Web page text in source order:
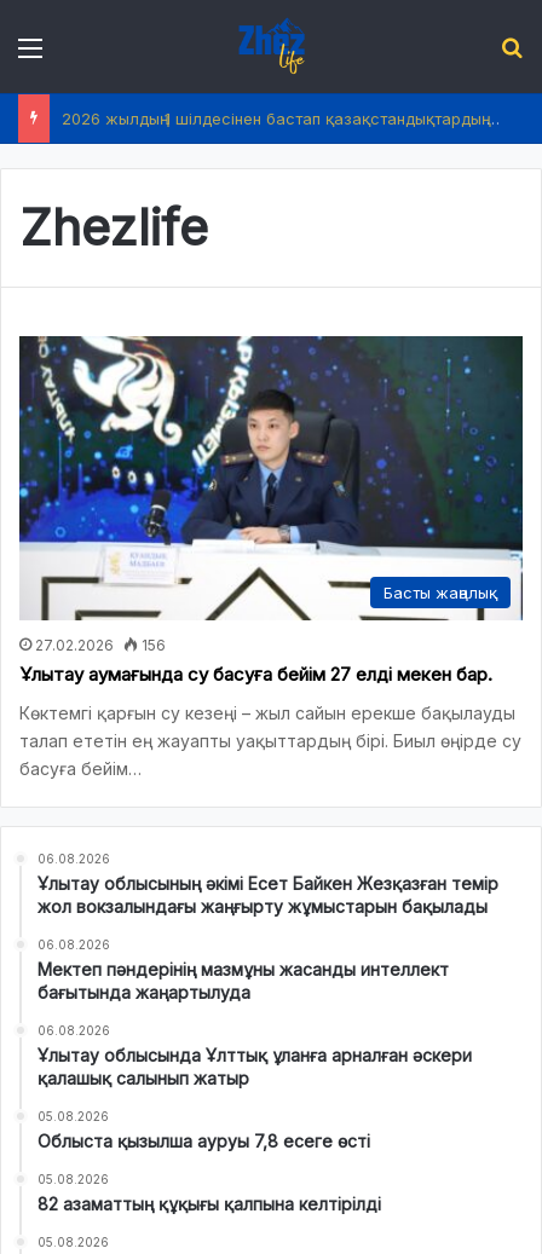
2026 жылдың 1 шілдесінен бастап қазақстандықтардың өмірінде не өзгереді?
Zhezlife
Басты жаңалық
27.02.2026 156
Ұлытау аумағында су басуға бейім 27 елді мекен бар.
Көктемгі қарғын су кезеңі – жыл сайын ерекше бақылауды
талап ететін ең жауапты уақыттардың бірі. Биыл өңірде су
басуға бейім…
06.08.2026
Ұлытау облысының әкімі Есет Байкен Жезқазған темір
жол вокзалындағы жаңғырту жұмыстарын бақылады
06.08.2026
Мектеп пәндерінің мазмұны жасанды интеллект
бағытында жаңартылуда
06.08.2026
Ұлытау облысында Ұлттық ұланға арналған әскери
қалашық салынып жатыр
05.08.2026
Облыста қызылша ауруы 7,8 есеге өсті
05.08.2026
82 азаматтың құқығы қалпына келтірілді
05.08.2026